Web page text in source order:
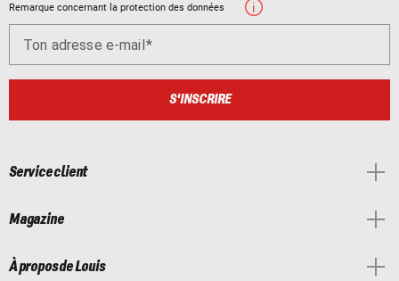
Remarque concernant la protection des données
Ton adresse e-mail
S'INSCRIRE
Service client
Magazine
À propos de Louis